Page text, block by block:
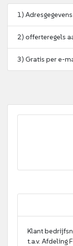
1)
2) offerteregels
3) Gratis per e-
Klant
t.a.v. Afdeling